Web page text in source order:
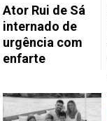
Ator Rui de Sá
internado de
urgência com
enfarte